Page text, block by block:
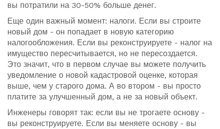
вы потратили на 30-50% больше денег.
Еще один важный момент: налоги. Если вы строите
новый дом - он попадает в новую категорию
налогообложения. Если вы реконструируете - налог на
имущество пересчитывается, но не пересоздается.
Это значит, что в первом случае вы можете получить
уведомление о новой кадастровой оценке, которая
выше, чем у старого дома. А во втором - вы просто
платите за улучшенный дом, а не за новый объект.
Инженеры говорят так: если вы не трогаете основу -
вы реконструируете. Если вы меняете основу - вы